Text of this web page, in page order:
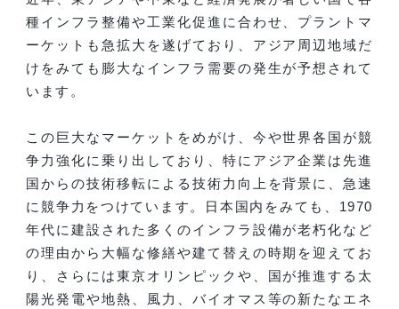
種インフラ整備や工業化促進に合わせ、プラントマ
ーケットも急拡大を遂げており、アジア周辺地域だ
けをみても膨大なインフラ需要の発生が予想されて
います。
この巨大なマーケットをめがけ、今や世界各国が競
争力強化に乗り出しており、特にアジア企業は先進
国からの技術移転による技術力向上を背景に、急速
に競争力をつけています。日本国内をみても、1970
年代に建設された多くのインフラ設備が老朽化など
の理由から大幅な修繕や建て替えの時期を迎えてお
り、さらには東京オリンピックや、国が推進する太
陽光発電や地熱、風力、バイオマス等の新たなエネ